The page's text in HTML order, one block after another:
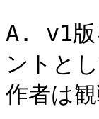
A. v1版
ントと
作者は